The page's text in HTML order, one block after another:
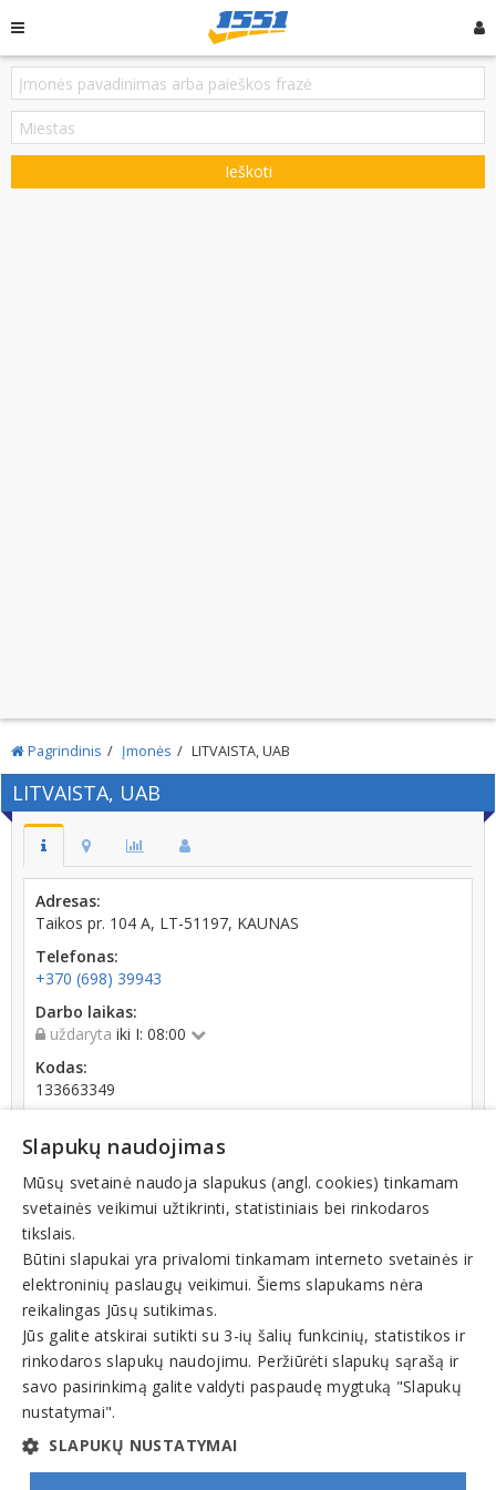
Ieškoti
Pagrindinis Įmonės LITVAISTA, UAB
LITVAISTA, UAB
Adresas:
Taikos pr. 104 A, LT-51197, KAUNAS
Telefonas:
+370 (698) 39943
Darbo laikas:
uždaryta iki I: 08:00
Kodas:
133663349
1993-04-22
Apyvarta:
0 € (2022 m.)
Veiklos sritys
Baldų gamyba
Nekilnojamas turtas. Nuoma, pardavimas, pirkimas
Slapukų naudojimas
Mūsų svetainė naudoja slapukus (angl. cookies) tinkamam
svetainės veikimui užtikrinti, statistiniais bei rinkodaros
tikslais.
Būtini slapukai yra privalomi tinkamam interneto svetainės ir
elektroninių paslaugų veikimui. Šiems slapukams nėra
reikalingas Jūsų sutikimas.
Jūs galite atskirai sutikti su 3-ių šalių funkcinių, statistikos ir
rinkodaros slapukų naudojimu. Peržiūrėti slapukų sąrašą ir
savo pasirinkimą galite valdyti paspaudę mygtuką "Slapukų
nustatymai".
SLAPUKŲ NUSTATYMAI